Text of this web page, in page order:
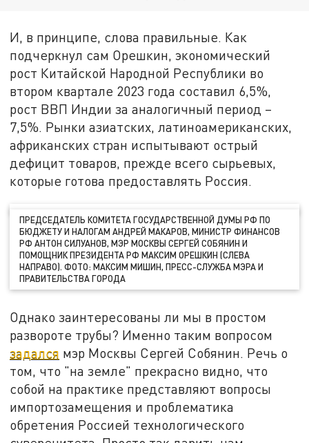
И, в принципе, слова правильные. Как
подчеркнул сам Орешкин, экономический
рост Китайской Народной Республики во
втором квартале 2023 года составил 6,5%,
рост ВВП Индии за аналогичный период –
7,5%. Рынки азиатских, латиноамериканских,
африканских стран испытывают острый
дефицит товаров, прежде всего сырьевых,
которые готова предоставлять Россия.
ПРЕДСЕДАТЕЛЬ КОМИТЕТА ГОСУДАРСТВЕННОЙ ДУМЫ РФ ПО
БЮДЖЕТУ И НАЛОГАМ АНДРЕЙ МАКАРОВ, МИНИСТР ФИНАНСОВ
РФ АНТОН СИЛУАНОВ, МЭР МОСКВЫ СЕРГЕЙ СОБЯНИН И
ПОМОЩНИК ПРЕЗИДЕНТА РФ МАКСИМ ОРЕШКИН (СЛЕВА
НАПРАВО). ФОТО: МАКСИМ МИШИН, ПРЕСС-СЛУЖБА МЭРА И
ПРАВИТЕЛЬСТВА ГОРОДА
Однако заинтересованы ли мы в простом
развороте трубы? Именно таким вопросом
задался мэр Москвы Сергей Собянин. Речь о
том, что "на земле" прекрасно видно, что
собой на практике представляют вопросы
импортозамещения и проблематика
обретения Россией технологического